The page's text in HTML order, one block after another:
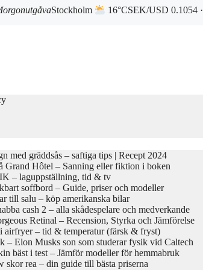
Stockholm 16°CSEK/USD 0.1054
med gräddsås – saftiga tips | Recept 2024
Grand Hôtel – Sanning eller fiktion i boken
– laguppställning, tid & tv
soffbord – Guide, priser och modeller
till salu – köp amerikanska bilar
cash 2 – alla skådespelare och medverkande
Retinal – Recension, Styrka och Jämförelse
airfryer – tid & temperatur (färsk & fryst)
– Elon Musks son som studerar fysik vid Caltech
bäst i test – Jämför modeller för hemmabruk
skor rea – din guide till bästa priserna